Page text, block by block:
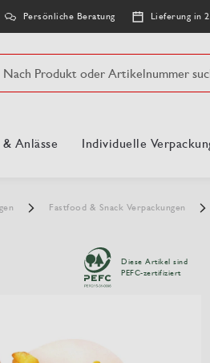
Persönliche Beratung Lieferung in
Anlässe Individuelle
Fastfood & Snack Verpackungen
Diese Artikel sind
PEFC-zertifiziert